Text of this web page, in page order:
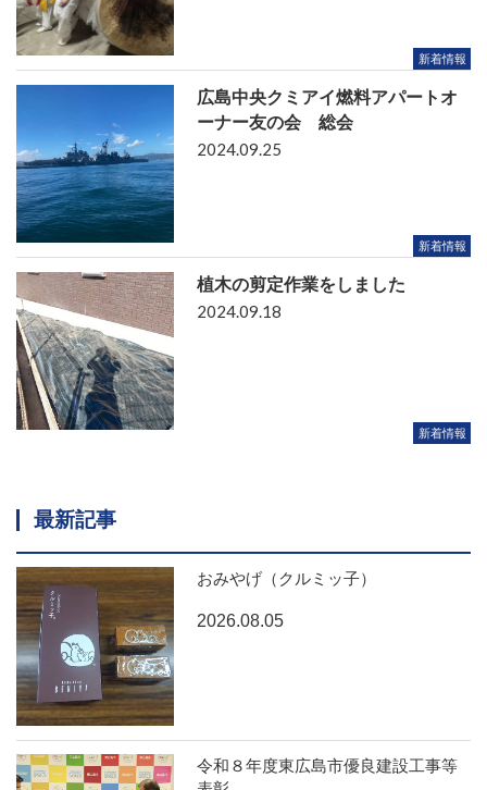
新着情報
広島中央クミアイ燃料アパートオ
ーナー友の会 総会
新着情報
2024.09.25
植木の剪定作業をしました
新着情報
2024.09.18
最新記事
おみやげ（クルミッ子）
2026.08.05
令和８年度東広島市優良建設工事等